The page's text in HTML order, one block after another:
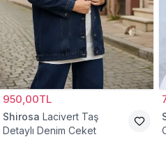
950,00TL
Shirosa Lacivert Taş
Detaylı Denim Ceket